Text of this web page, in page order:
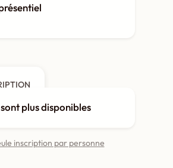
plus disponibles
inscription par personne